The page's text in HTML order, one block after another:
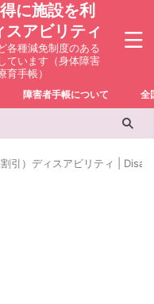
に施設を利
アビリティ
各種減免制度のある
ています（身体障害
手帳）
障害者手帳について 全
引）ディスアビリティ |